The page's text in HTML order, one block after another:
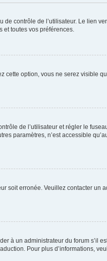
contrôle de l’utilisateur. Le lien
toutes vos préférences.
cette option, vous ne serez visible
de l’utilisateur et régler le
paramètres, n’est accessible
soit erronée. Veuillez contacter un
à un administrateur du forum s’il
Pour plus d’informations,